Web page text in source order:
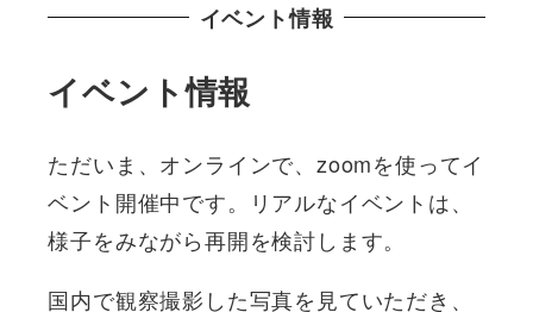
イベント情報
イベント情報
ただいま、オンラインで、zoomを使ってイ
ベント開催中です。リアルなイベントは、
様子をみながら再開を検討します。
国内で観察撮影した写真を見ていただき、